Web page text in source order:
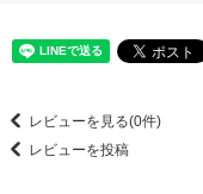
レビューを見る(0件)
レビューを投稿